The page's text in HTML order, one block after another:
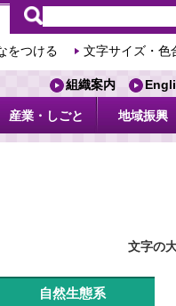
をつける 文字サイズ・色
組織案内
産業・しごと 地域振興
文字の
自然生態系